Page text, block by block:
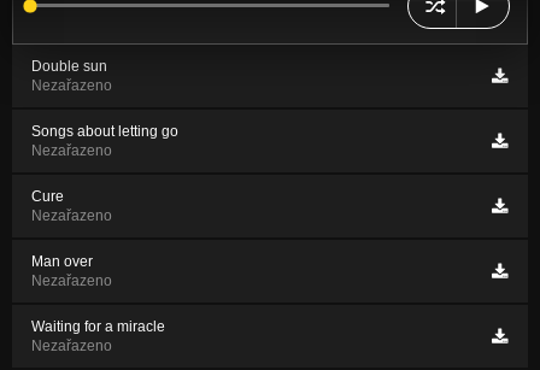
Double sun
Nezařazeno
Songs about letting go
Nezařazeno
Cure
Nezařazeno
Man over
Nezařazeno
Waiting for a miracle
Nezařazeno